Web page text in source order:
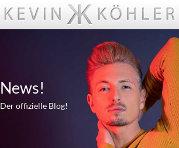
News!
Der offizielle Blog!